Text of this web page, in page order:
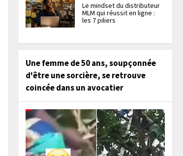
Le mindset du distributeur
MLM qui réussit en ligne :
les 7 piliers
Une femme de 50 ans, soupçonnée
d'être une sorcière, se retrouve
coincée dans un avocatier